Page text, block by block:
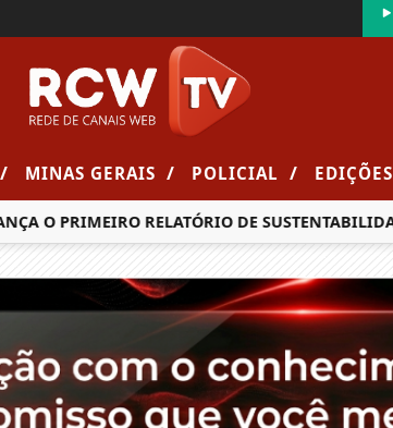
/ MINAS GERAIS / POLICIAL / EDIÇÕES
PRIMEIRO RELATÓRIO DE SUSTENTABILIDADE